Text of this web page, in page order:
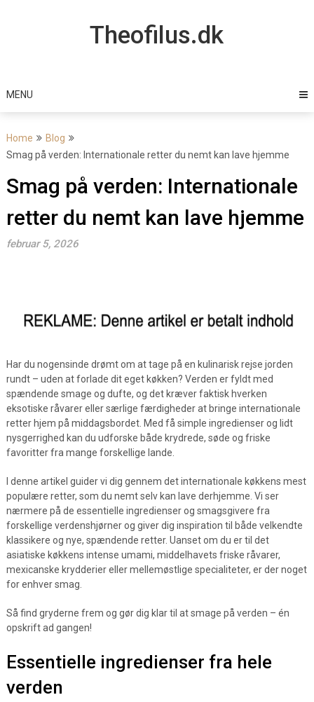
Theofilus.dk
MENU
Home
Blog
Smag på verden: Internationale retter du nemt kan lave hjemme
Smag på verden: Internationale
retter du nemt kan lave hjemme
februar 5, 2026
Har du nogensinde drømt om at tage på en kulinarisk rejse jorden
rundt – uden at forlade dit eget køkken? Verden er fyldt med
spændende smage og dufte, og det kræver faktisk hverken
eksotiske råvarer eller særlige færdigheder at bringe internationale
retter hjem på middagsbordet. Med få simple ingredienser og lidt
nysgerrighed kan du udforske både krydrede, søde og friske
favoritter fra mange forskellige lande.
I denne artikel guider vi dig gennem det internationale køkkens mest
populære retter, som du nemt selv kan lave derhjemme. Vi ser
nærmere på de essentielle ingredienser og smagsgivere fra
forskellige verdenshjørner og giver dig inspiration til både velkendte
klassikere og nye, spændende retter. Uanset om du er til det
asiatiske køkkens intense umami, middelhavets friske råvarer,
mexicanske krydderier eller mellemøstlige specialiteter, er der noget
for enhver smag.
Så find gryderne frem og gør dig klar til at smage på verden – én
opskrift ad gangen!
Essentielle ingredienser fra hele
verden